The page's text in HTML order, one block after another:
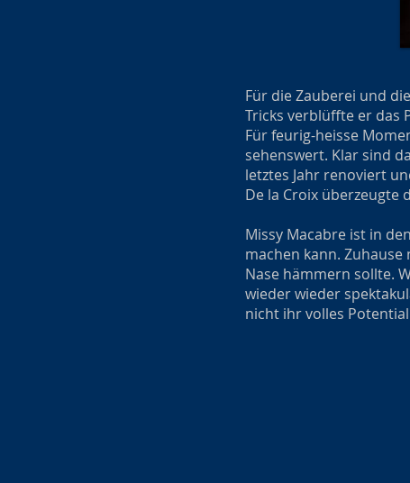
Für die Zauberei und
Tricks verblüffte er das
Für feurig-heisse
sehenswert. Klar sind
letztes Jahr renoviert
De la Croix überzeugte
Missy Macabre ist in
machen kann. Zuhause
Nase hämmern sollte.
wieder wieder
nicht ihr volles